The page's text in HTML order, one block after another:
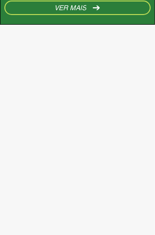
VER MAIS